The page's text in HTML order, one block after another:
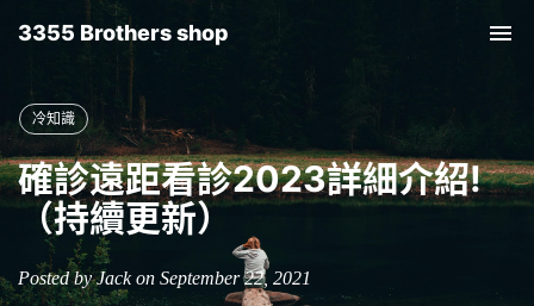
3355 Brothers shop
冷知識
確診遠距看診2023詳細介紹!
（持續更新）
Posted by Jack on September 22, 2021